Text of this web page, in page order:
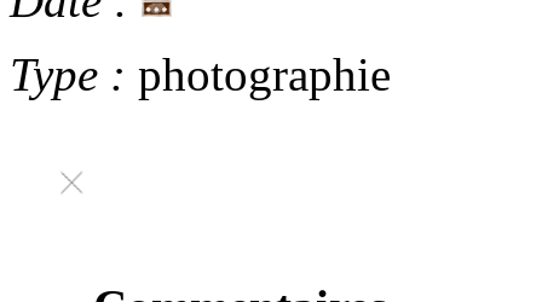
Type : photographie